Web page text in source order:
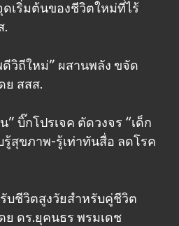
เริ่มต้นของชีวิตใหม่ที่ไร้
.
วิถีใหม่” ผสานพลัง ขจัด
ย สสส.
” บิ๊กโปรเจค ตัดวงจร “เด็ก
รู้สุขภาพ-รู้เท่าทันสื่อ ลดโรค
บชีวิตสูงวัยสำหรับคู่ชีวิต
ย ดร.ยุคนธร พรมเดช